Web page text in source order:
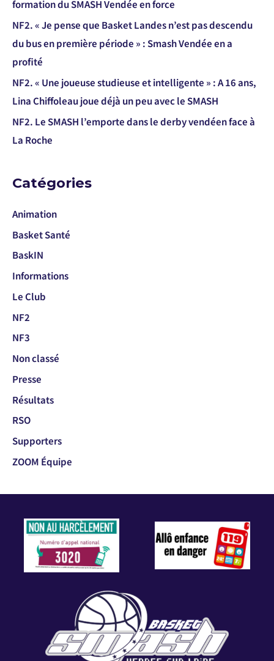
formation du SMASH Vendée en force
NF2. « Je pense que Basket Landes n’est pas descendu
du bus en première période » : Smash Vendée en a
profité
NF2. « Une joueuse studieuse et intelligente » : A 16 ans,
Lina Chiffoleau joue déjà un peu avec le SMASH
NF2. Le SMASH l’emporte dans le derby vendéen face à
La Roche
Catégories
Animation
Basket Santé
BaskIN
Informations
Le Club
NF2
NF3
Non classé
Presse
Résultats
RSO
Supporters
ZOOM Équipe